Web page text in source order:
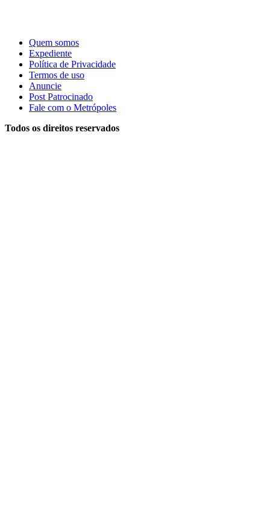
Quem somos
Expediente
Política de Privacidade
Termos de uso
Anuncie
Post Patrocinado
Fale com o Metrópoles
Todos os direitos reservados